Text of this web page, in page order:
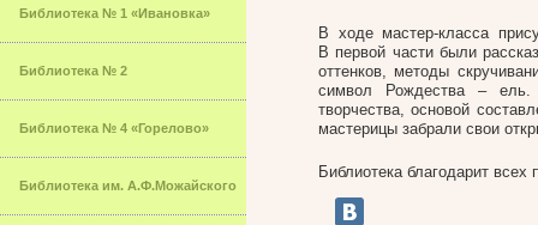
Библиотека № 1 «Ивановка»
Библиотека № 2
Библиотека № 4 «Горелово»
Библиотека им. А.Ф.Можайского
В ходе мастер-класса
В первой части были
оттенков, методы
символ Рождества­­­­­­­­­­­­­­­­­­­­­ – ель.
творчества, основой
мастерицы забрали свои
Библиотека благодарит